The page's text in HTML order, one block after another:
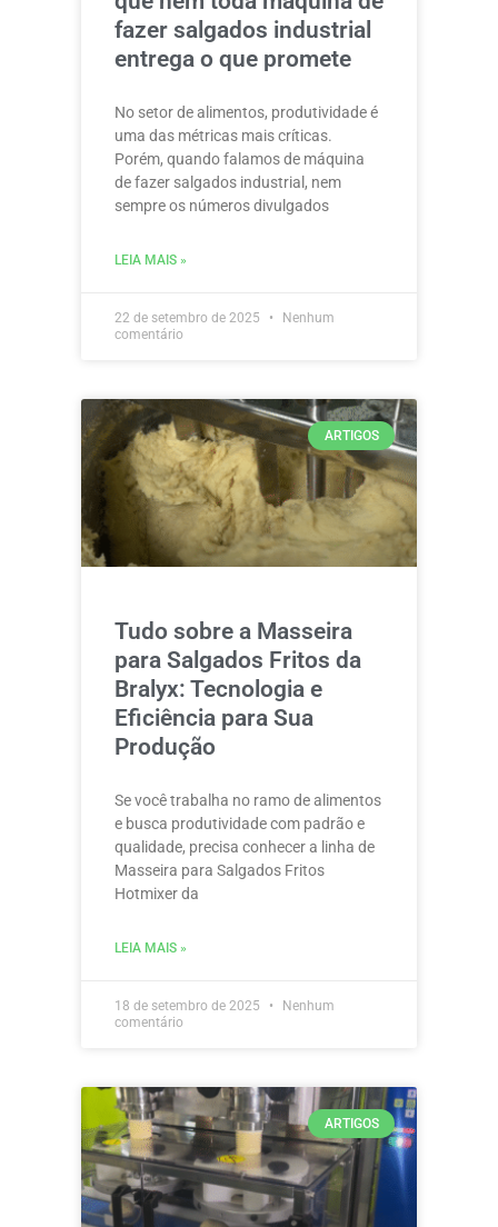
fazer salgados industrial
entrega o que promete
No setor de alimentos, produtividade é
uma das métricas mais críticas.
Porém, quando falamos de máquina
de fazer salgados industrial, nem
sempre os números divulgados
LEIA MAIS »
22 de setembro de 2025
Nenhum
comentário
ARTIGOS
Tudo sobre a Masseira
para Salgados Fritos da
Bralyx: Tecnologia e
Eficiência para Sua
Produção
Se você trabalha no ramo de alimentos
e busca produtividade com padrão e
qualidade, precisa conhecer a linha de
Masseira para Salgados Fritos
Hotmixer da
LEIA MAIS »
18 de setembro de 2025
Nenhum
comentário
ARTIGOS